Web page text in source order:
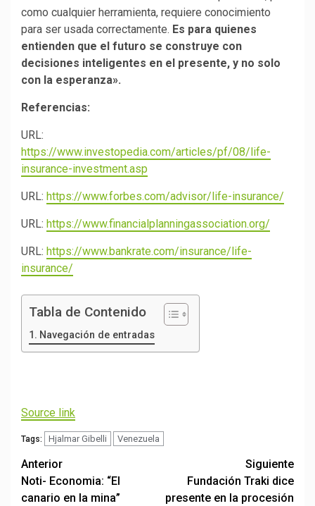
como cualquier herramienta, requiere conocimiento
para ser usada correctamente. Es para quienes
entienden que el futuro se construye con
decisiones inteligentes en el presente, y no solo
con la esperanza».
Referencias:
URL:
https://www.investopedia.com/articles/pf/08/life-
insurance-investment.asp
URL: https://www.forbes.com/advisor/life-insurance/
URL: https://www.financialplanningassociation.org/
URL: https://www.bankrate.com/insurance/life-
insurance/
Tabla de Contenido
Navegación de entradas
entradas
Source link
Tags: Hjalmar Gibelli Venezuela
Post
navigation
Anterior
Noti- Economia: “El
canario en la mina”
Siguiente
Fundación Traki dice
presente en la procesión